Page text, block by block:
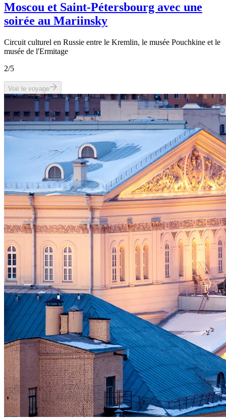
Moscou et Saint-Pétersbourg avec une
soirée au Mariinsky
Circuit culturel en Russie entre le Kremlin, le musée Pouchkine et le
musée de l'Ermitage
2/5
Voir le voyage